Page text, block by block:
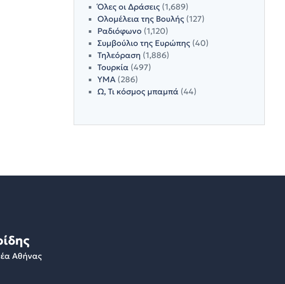
Όλες οι Δράσεις(1,689)
Ολομέλεια της Βουλής(127)
Ραδιόφωνο (1,120)
Συμβούλιο της Ευρώπης(40)
Τηλεόραση (1,886)
Τουρκία(497)
ΥΜΑ(286)
Ω, Τι κόσμος μπαμπά(44)
Αθήνας